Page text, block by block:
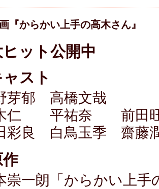
『からかい上手の高木さん』
ット公開中
スト
芽郁 高橋文哉
仁 平祐奈 前田旺
彩良 白鳥玉季 齋藤
崇一朗「からかい上手